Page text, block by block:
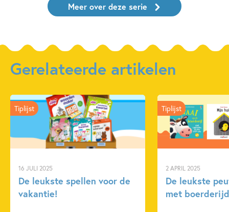
Meer over deze serie
Gerelateerde artikelen
16 JULI 2025
De leukste spellen voor de
vakantie!
Tiplijst
2 APRIL 2025
De leukste
met
Tiplijst